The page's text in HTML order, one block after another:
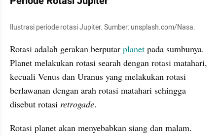
Ilustrasi periode rotasi Jupiter. Sumber: unsplash.com/Nasa.
Rotasi adalah gerakan berputar planet pada sumbunya.
Planet melakukan rotasi searah dengan rotasi matahari,
kecuali Venus dan Uranus yang melakukan rotasi
berlawanan dengan arah rotasi matahari sehingga
disebut rotasi retrogade.
Rotasi planet akan menyebabkan siang dan malam.